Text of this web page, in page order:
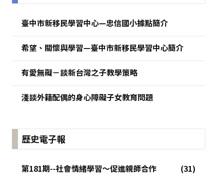
臺中市新移民學習中心—忠信國小據點簡介
希望、關懷與學習—臺中市新移民學習中心簡介
有愛無礙－談新台灣之子教學策略
淺談外籍配偶的身心障礙子女教育問題
歷史電子報
第181期--社會情緒學習～促進親師合作